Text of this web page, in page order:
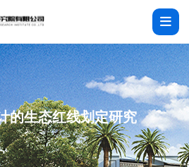
的生态红线划定研究